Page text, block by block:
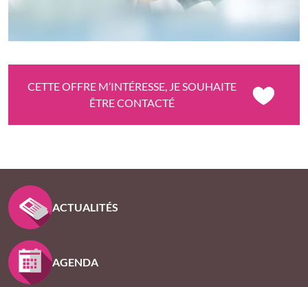
CETTE OFFRE M’INTÉRESSE, JE SOUHAITE
ÊTRE CONTACTÉ
PIED DE PAGE KLESIA - ASSUREUR D’INTÉRÊT
ACTUALITÉS
AGENDA